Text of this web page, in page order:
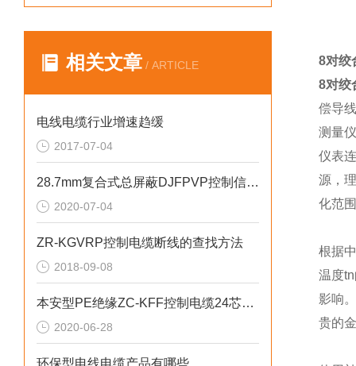
相关文章 / ARTICLE
电线电缆行业增速趋缓
2017-07-04
28.7mm复合式总屏蔽DJFPVP控制信号电缆
2020-07-04
ZR-KGVRP控制电缆断线的查找方法
2018-09-08
本安型PE绝缘ZC-KFF控制电缆24芯绞合
2020-06-28
环保型电线电缆产品有哪些
8对绞
8对绞
偿导
测量
仪表
源，
化范
根据
温度
影响
贵的